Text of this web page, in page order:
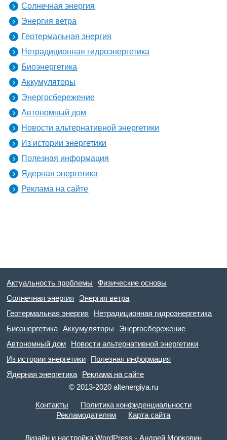
Солнечная энергия
Энергия ветра
Геотермальная энергия
Нетрадиционная гидроэнергетика
Биоэнергетика
Аккумуляторы
Энергосбережение
Автономный дом
Новости альтернативной энергетики
Из истории энергетики
Полезная информация
Ядерная энергетика
Реклама на сайте
Актуальность проблемы
Физические основы
Солнечная энергия
Энергия ветра
Геотермальная энергия
Нетрадиционная гидроэнергетика
Биоэнергетика
Аккумуляторы
Энергосбережение
Автономный дом
Новости альтернативной энергетики
Из истории энергетики
Полезная информация
Ядерная энергетика
Реклама на сайте
© 2013-2020 altenergiya.ru
Контакты
Политика конфиденциальности
Рекламодателям
Карта сайта
Дизайн и настройка WordPress - Андрей Морковин